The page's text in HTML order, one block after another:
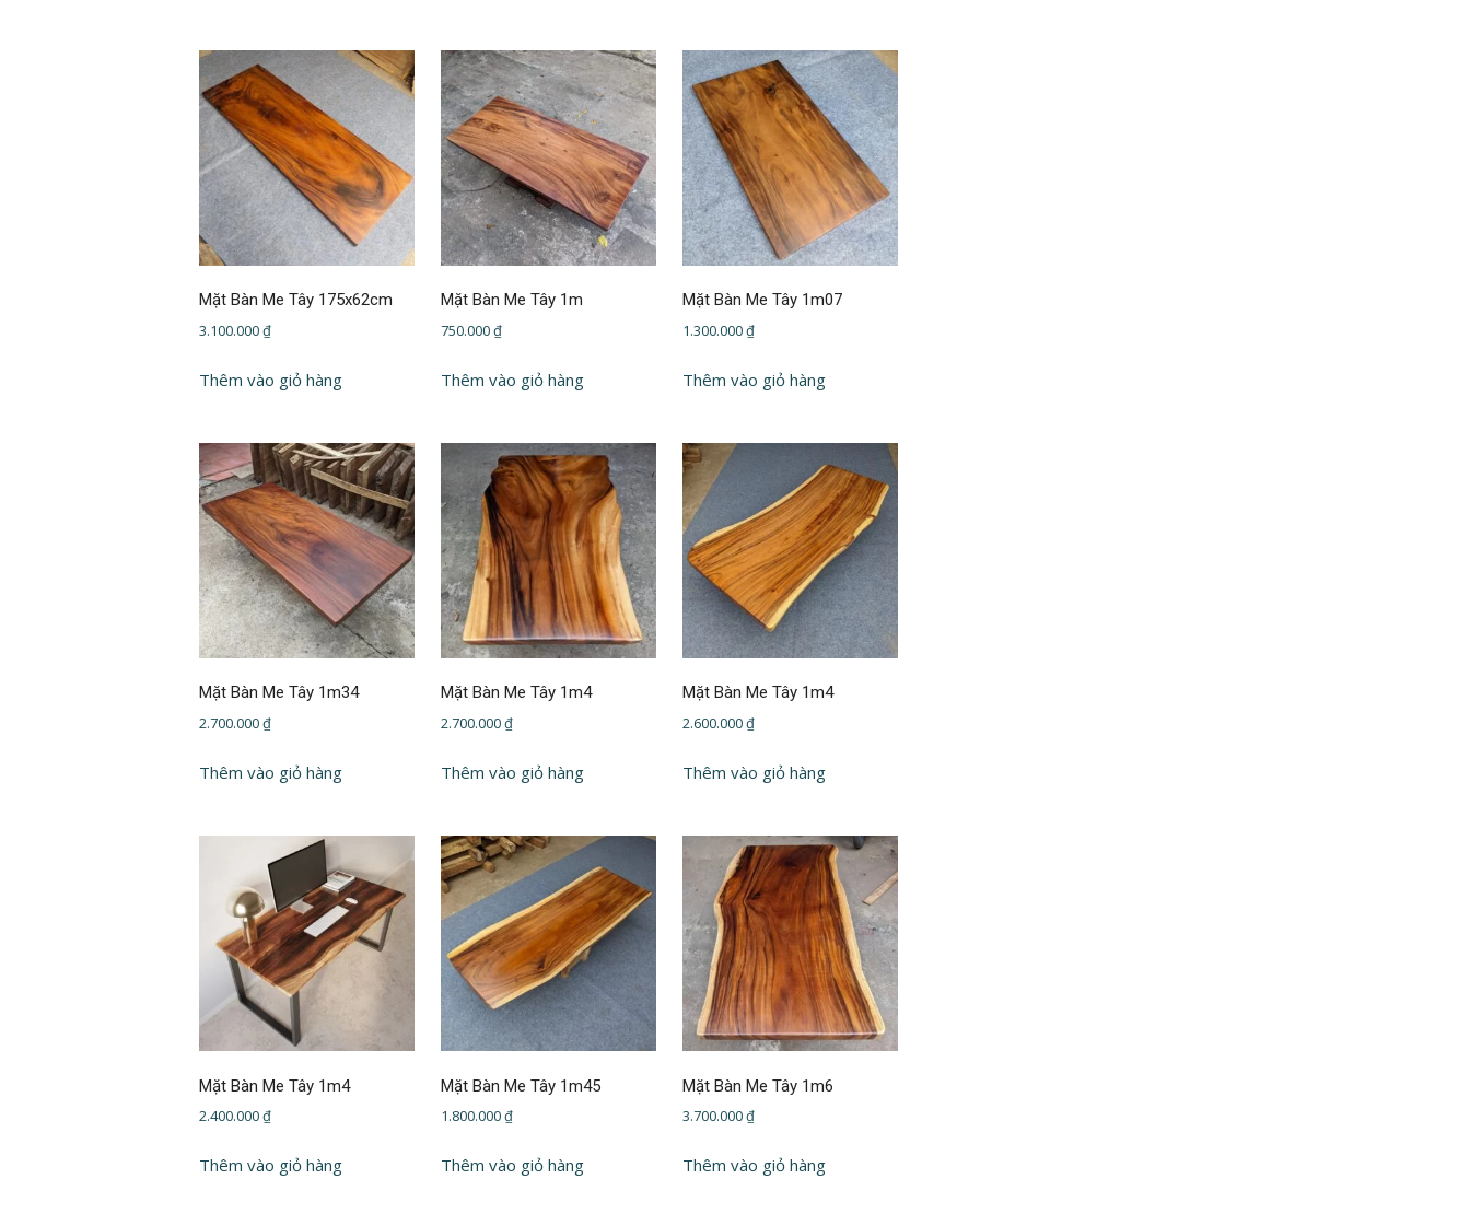
Mặt Bàn Me Tây 175x62cm
3.100.000₫
Thêm vào giỏ hàng
Mặt Bàn Me Tây 1m
750.000₫
Thêm vào giỏ hàng
Mặt Bàn Me Tây 1m07
1.300.000₫
Thêm vào giỏ hàng
Mặt Bàn Me Tây 1m34
2.700.000₫
Thêm vào giỏ hàng
Mặt Bàn Me Tây 1m4
2.700.000₫
Thêm vào giỏ hàng
Mặt Bàn Me Tây 1m4
2.600.000₫
Thêm vào giỏ hàng
Mặt Bàn Me Tây 1m4
2.400.000₫
Thêm vào giỏ hàng
Mặt Bàn Me Tây 1m45
1.800.000₫
Thêm vào giỏ hàng
Mặt Bàn Me Tây 1m6
3.700.000₫
Thêm vào giỏ hàng